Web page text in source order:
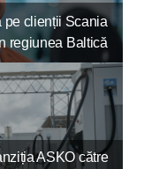
pe clienții Scania
regiunea Baltică
ASKO către